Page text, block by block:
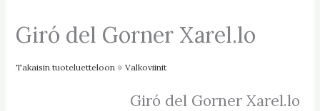
Giró del Gorner Xarel.lo
Takaisin tuoteluetteloon Valkoviinit
Giró del Gorner Xarel.lo